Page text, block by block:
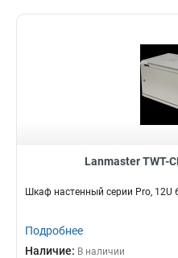
Lanmaster TWT-
Шкаф настенный серии Pro, 12U
Подробнее
Наличие: В наличии